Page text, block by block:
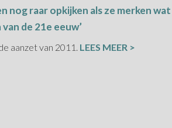
nog raar opkijken als ze merken wat
de 21e eeuw’
aanzet van 2011. LEES MEER >